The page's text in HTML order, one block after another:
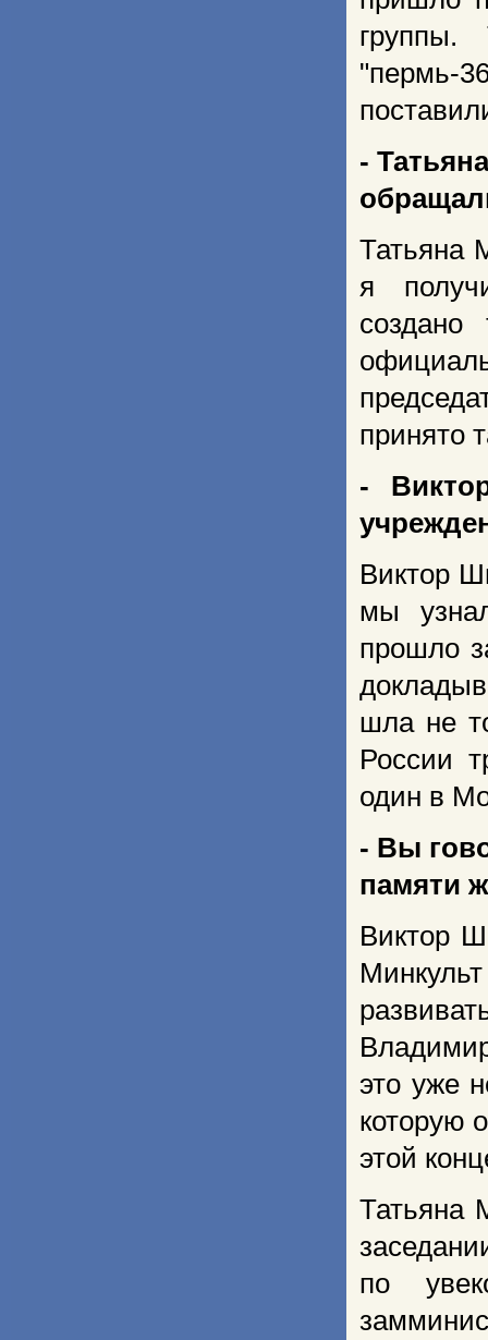
"пермь-
-
Татьяна
я
принято
-
Виктор
мы
прошло
шла не
России
один в
- Вы
памяти
Виктор
это уже
которую
этой
Татьяна
по